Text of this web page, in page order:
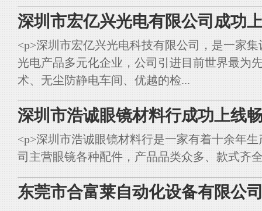
深圳市宏亿兴光电有限公司成功
<p>深圳市宏亿兴光电科技有限公司，是一家
光电产品多元化企业，公司引进目前世界最为
术、无尘防静电车间、优越的检...
深圳市浩诚眼镜材料行成功上线
<p>深圳市浩诚眼镜材料行是一家有着十余年
司主营眼镜各种配件，产品品类众多、款式齐
东莞市合富莱自动化设备有限公